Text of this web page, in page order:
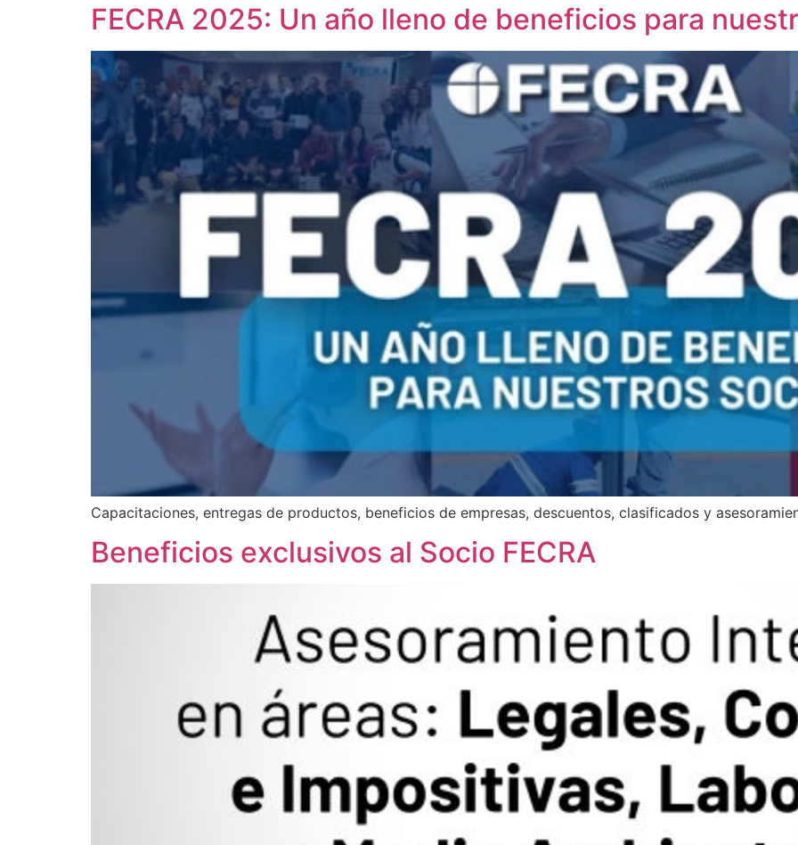
FECRA 2025: Un año lleno de beneficios para
Capacitaciones, entregas de productos, beneficios de empresas, descuentos, clasificados y
Beneficios exclusivos al Socio FECRA